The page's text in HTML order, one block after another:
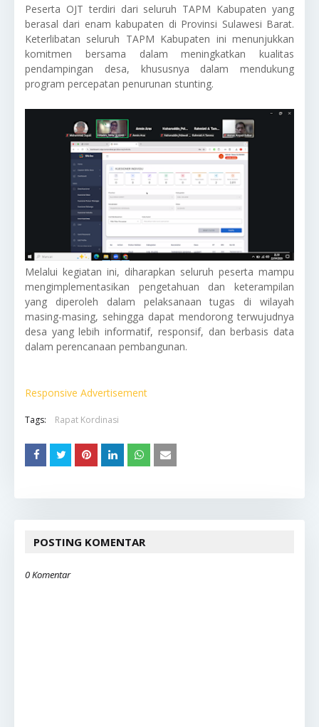
Peserta OJT terdiri dari seluruh TAPM Kabupaten yang
berasal dari enam kabupaten di Provinsi Sulawesi Barat.
Keterlibatan seluruh TAPM Kabupaten ini menunjukkan
komitmen bersama dalam meningkatkan kualitas
pendampingan desa, khususnya dalam mendukung
program percepatan penurunan stunting.
Melalui kegiatan ini, diharapkan seluruh peserta mampu
mengimplementasikan pengetahuan dan keterampilan
yang diperoleh dalam pelaksanaan tugas di wilayah
masing-masing, sehingga dapat mendorong terwujudnya
desa yang lebih informatif, responsif, dan berbasis data
dalam perencanaan pembangunan.
Responsive Advertisement
Tags: Rapat Kordinasi
POSTING KOMENTAR
0 Komentar